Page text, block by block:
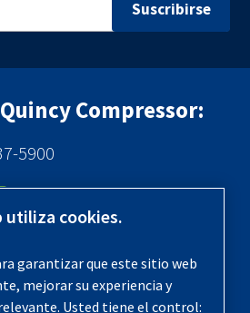
Compressor:
5900
utiliza cookies.
garantizar que este sitio web
mejorar su experiencia y
Usted tiene el control: